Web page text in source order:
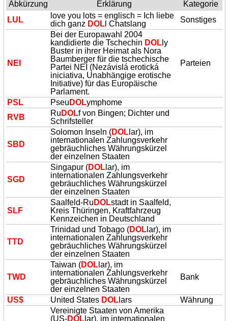
Abkürzung Erklärung
Kategorie
LUL
love you lots = englisch = Ich liebe
dich ganz DOL l Chatslang Sonstiges
NEI
Bei der Europawahl 2004
kandidierte die Tschechin DOL ly
Buster in ihrer Heimat als Nora
Baumberger für die tschechische
Partei NEI (Nezávislá erotická
iniciativa, Unabhängige erotische
Initiative) für das Europäische
Parlament.
Parteien
PSL Pseu DOLymphome
RVB
Ru DOLf von Bingen; Dichter und
Schrifsteller
SBD
Solomon Inseln (DOL lar), im
internationalen Zahlungsverkehr
gebräuchliches Währungskürzel
der einzelnen Staaten
SGD
Singapur (DOL lar), im
internationalen Zahlungsverkehr
gebräuchliches Währungskürzel
der einzelnen Staaten
SLF
Saalfeld-Ru DOLstadt in Saalfeld,
Kreis Thüringen, Kraftfahrzeug
Kennzeichen in Deutschland
TTD
Trinidad und Tobago (DOL lar), im
internationalen Zahlungsverkehr
gebräuchliches Währungskürzel
der einzelnen Staaten
TWD
Taiwan (DOL lar), im
internationalen Zahlungsverkehr
gebräuchliches Währungskürzel
der einzelnen Staaten
Bank
US$ United States DOL lars Währung
Vereinigte Staaten von Amerika
(US-DOL lar), im internationalen